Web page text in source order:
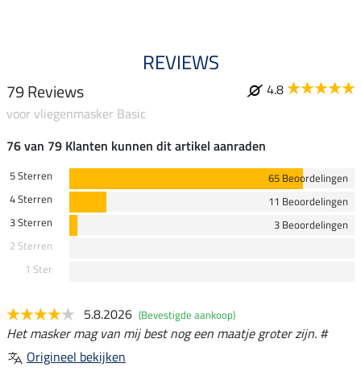
REVIEWS
79 Reviews
4.8
voor vliegenmasker Basic
76 van 79 Klanten kunnen dit artikel aanraden
5 Sterren
65 Beoordelingen
4 Sterren
11 Beoordelingen
3 Sterren
3 Beoordelingen
2 Sterren
1 Ster
5.8.2026 (Bevestigde aankoop)
Het masker mag van mij best nog een maatje groter zijn. #
Origineel bekijken